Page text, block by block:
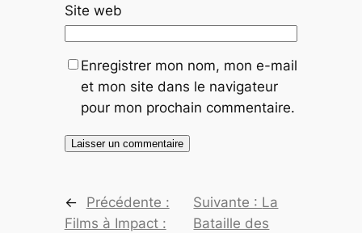
Site web
Enregistrer mon nom, mon e-mail
et mon site dans le navigateur
pour mon prochain commentaire.
←
Précédente :
Films à Impact :
Suivante : La
Bataille des